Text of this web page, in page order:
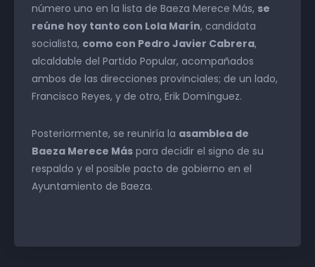
número uno en la lista de Baeza Merece Más, se
reúne hoy tanto con Lola Marín, candidata
socialista, como con Pedro Javier Cabrera,
alcaldable del Partido Popular, acompañados
ambos de las direcciones provinciales; de un lado,
Francisco Reyes, y de otro, Erik Domínguez.
Posteriormente, se reuniría la asamblea de
Baeza Merece Más para decidir el signo de su
respaldo y el posible pacto de gobierno en el
Ayuntamiento de Baeza.